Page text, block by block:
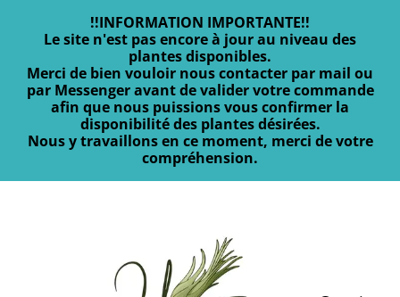
!!INFORMATION IMPORTANTE!!
Le site n'est pas encore à jour au niveau des
plantes disponibles.
Merci de bien vouloir nous contacter par mail ou
par Messenger avant de valider votre commande
afin que nous puissions vous confirmer la
disponibilité des plantes désirées.
Nous y travaillons en ce moment, merci de votre
compréhension.